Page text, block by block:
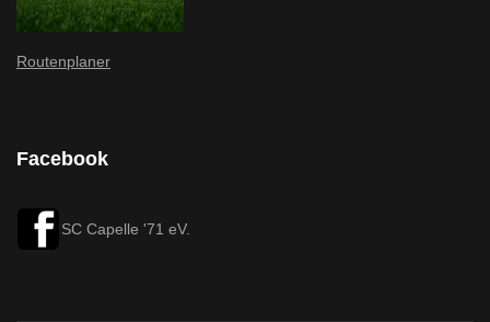
Routenplaner
Facebook
SC Capelle '71 eV.